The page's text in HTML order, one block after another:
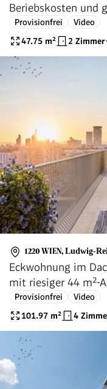
Beriebskosten und
Provisionfrei
Video
47.75 m² 2 Zimmer
1220 WIEN, Ludwig-
Eckwohnung im
mit riesiger 44 m²-
Provisionfrei
Video
101.97 m² 4